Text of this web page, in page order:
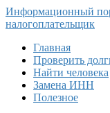
Информационный
налогоплательщик
Главная
Проверить
Найти человека
Замена ИНН
Полезное